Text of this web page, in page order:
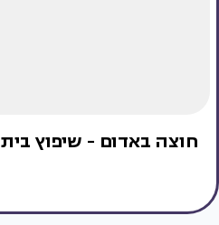
חוצה באדום - שיפוץ בית